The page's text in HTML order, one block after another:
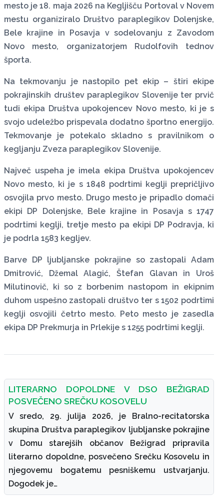
mesto je 18. maja 2026 na Kegljišču Portoval v Novem
mestu organiziralo Društvo paraplegikov Dolenjske,
Bele krajine in Posavja v sodelovanju z Zavodom
Novo mesto, organizatorjem Rudolfovih tednov
športa.
Na tekmovanju je nastopilo pet ekip – štiri ekipe
pokrajinskih društev paraplegikov Slovenije ter prvič
tudi ekipa Društva upokojencev Novo mesto, ki je s
svojo udeležbo prispevala dodatno športno energijo.
Tekmovanje je potekalo skladno s pravilnikom o
kegljanju Zveza paraplegikov Slovenije.
Največ uspeha je imela ekipa Društva upokojencev
Novo mesto, ki je s 1848 podrtimi keglji prepričljivo
osvojila prvo mesto. Drugo mesto je pripadlo domači
ekipi DP Dolenjske, Bele krajine in Posavja s 1747
podrtimi keglji, tretje mesto pa ekipi DP Podravja, ki
je podrla 1583 kegljev.
Barve DP ljubljanske pokrajine so zastopali Adam
Dmitrović, Džemal Alagić, Štefan Glavan in Uroš
Milutinovič, ki so z borbenim nastopom in ekipnim
duhom uspešno zastopali društvo ter s 1502 podrtimi
keglji osvojili četrto mesto. Peto mesto je zasedla
ekipa DP Prekmurja in Prlekije s 1255 podrtimi keglji.
LITERARNO DOPOLDNE V DSO BEŽIGRAD
POSVEČENO SREČKU KOSOVELU
V sredo, 29. julija 2026, je Bralno-recitatorska
skupina Društva paraplegikov ljubljanske pokrajine
v Domu starejših občanov Bežigrad pripravila
literarno dopoldne, posvečeno Srečku Kosovelu in
njegovemu bogatemu pesniškemu ustvarjanju.
Dogodek je…